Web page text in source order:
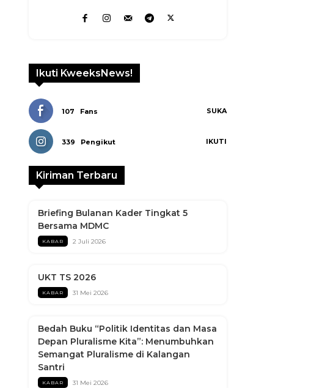
Linkedin
Ikuti KweeksNews!
107 Fans SUKA
339 Pengikut IKUTI
Kiriman Terbaru
Briefing Bulanan Kader Tingkat 5
Bersama MDMC
KABAR 2 Juli 2026
UKT TS 2026
KABAR 31 Mei 2026
Bedah Buku “Politik Identitas dan Masa
Depan Pluralisme Kita”: Menumbuhkan
Semangat Pluralisme di Kalangan
Santri
KABAR 31 Mei 2026